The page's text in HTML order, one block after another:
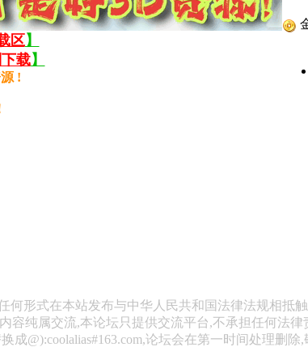
区】
载】
!
何形式在本站发布与中华人民共和国法律法规相抵触
容纯属交流,本论坛只提供交流平台,不承担任何法律
成@):coolalias#163.com,论坛会在第一时间处理删除